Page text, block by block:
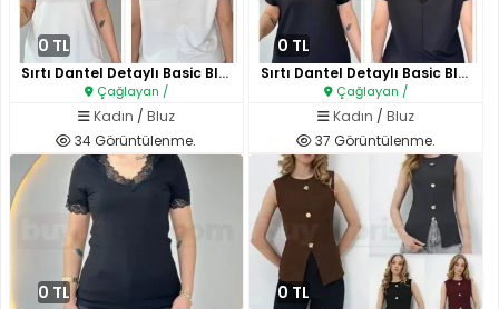
0 TL
Sırtı Dantel Detaylı Basic Blu..
Çağlayan /
Kadın / Bluz
34 Görüntülenme.
0 TL
Sırtı Dantel Detaylı Basic Blu..
Çağlayan /
Kadın / Bluz
37 Görüntülenme.
0 TL 0 TL